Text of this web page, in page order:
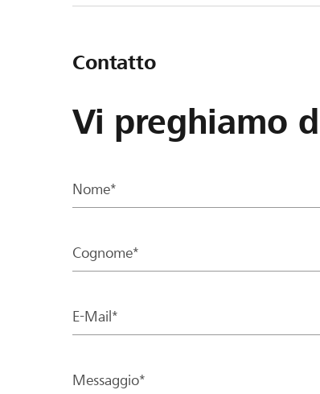
Contatto
Vi preghiamo
Nome*
Cognome*
E-Mail*
Messaggio*